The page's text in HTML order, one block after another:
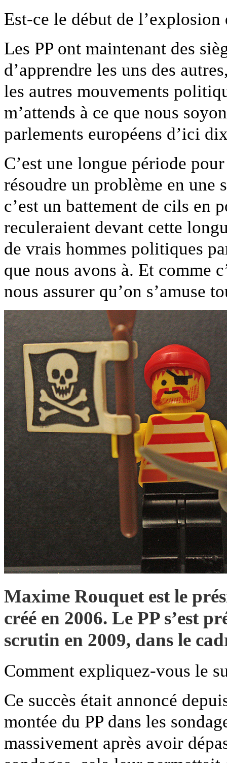
Est-ce le début de l’explosion
Les PP ont maintenant des
d’apprendre les uns des
les autres mouvements
m’attends à ce que nous
parlements européens d’ici
C’est une longue période
résoudre un problème en une
c’est un battement de cils en
reculeraient devant cette
de vrais hommes politiques
que nous avons à. Et comme
nous assurer qu’on s’amuse
Maxime Rouquet est le
créé en 2006. Le PP s’est
scrutin en 2009, dans le
Comment expliquez-vous le
Ce succès était annoncé
montée du PP dans les
massivement après avoir